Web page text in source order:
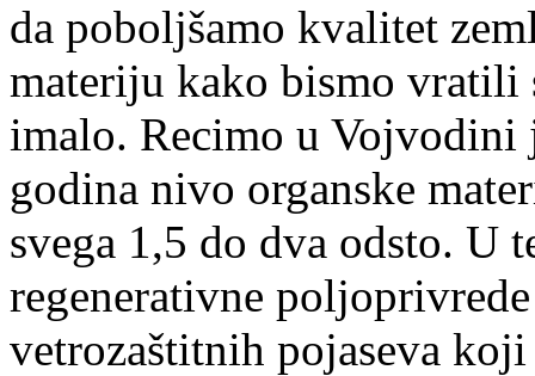
da poboljšamo kvalitet
materiju kako bismo vratili
imalo. Recimo u Vojvodini
godina nivo organske
svega 1,5 do dva odsto. U
regenerativne
vetrozaštitnih pojaseva